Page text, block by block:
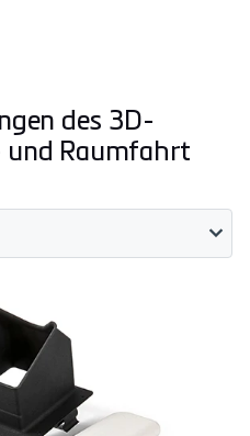
des 3D-
Raumfahrt